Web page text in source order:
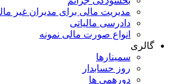
مدیریت مالی برای مدیران غیر
دادرسی مالیاتی
انواع صورت مالی نمونه
گالری
سمینارها
روز حسابدار
دورهمی ها